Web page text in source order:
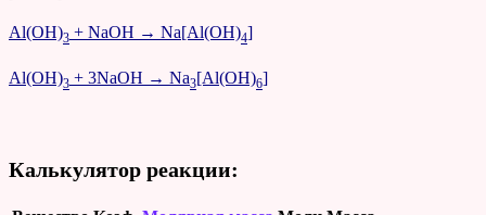
Al(OH)3 + NaOH → Na[Al(OH)4]
Al(OH)3 + 3NaOH → Na3[Al(OH)6]
Калькулятор реакции: